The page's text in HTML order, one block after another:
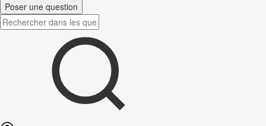
Poser une question